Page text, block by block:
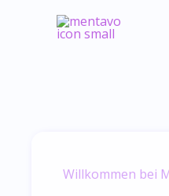
Willkommen bei